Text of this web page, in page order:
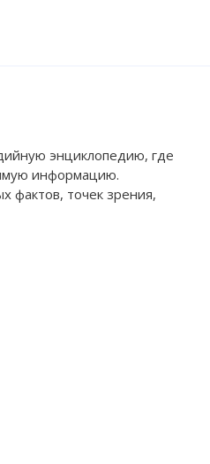
энциклопедию, где
информацию.
фактов, точек зрения,